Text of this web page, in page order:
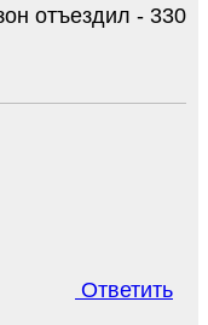
отъездил - 330
Ответить